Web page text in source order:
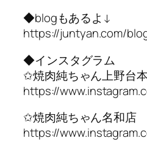
◆blogもあるよ↓
https://juntyan.com/
◆インスタグラム
✩焼肉純ちゃん上野台
https://
✩焼肉純ちゃん名和店
https://